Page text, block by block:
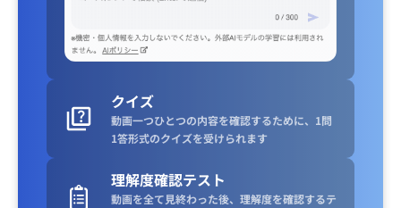
クイズ
動画一つひとつの内容を確認するために、1問
1答形式のクイズを受けられます
理解度確認テスト
動画を全て見終わった後、理解度を確認するテ